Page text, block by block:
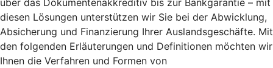
diesen Lösungen unterstützen wir Sie bei der Abwicklung,
Absicherung und Finanzierung Ihrer Auslandsgeschäfte. Mit
den folgenden Erläuterungen und Definitionen möchten wir
Ihnen die Verfahren und Formen von